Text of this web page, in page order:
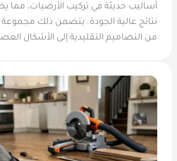
أساليب حديثة في تركيب الأرضيات،
نتائج عالية الجودة. يتضمن ذلك مجموعة
من التصاميم التقليدية إلى الأشكال